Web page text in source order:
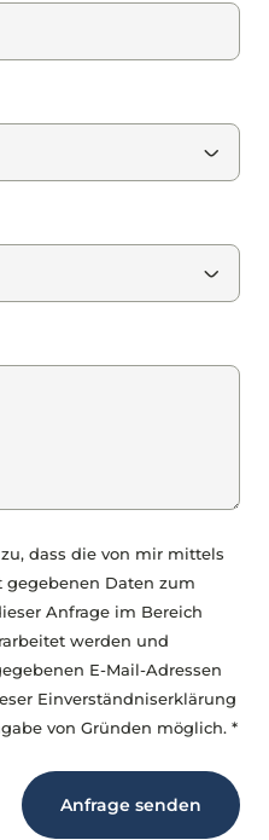
dass die von mir mittels
Daten zum
Anfrage im Bereich
werden und
E-Mail-Adressen
Einverständniserklärung
von Gründen möglich. *
Anfrage senden